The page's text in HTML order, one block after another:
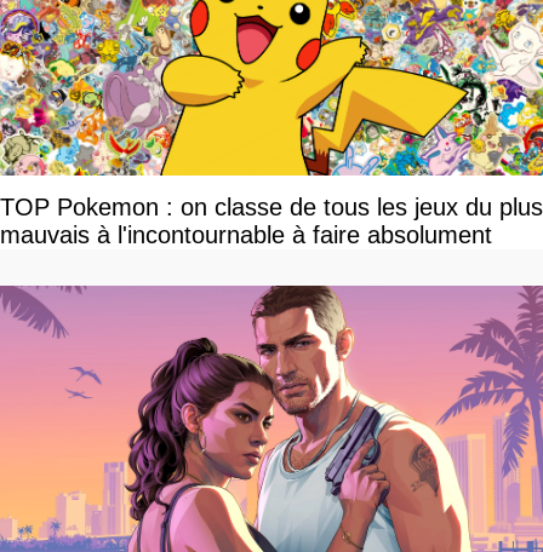
TOP Pokemon : on classe de tous les jeux du plus
mauvais à l'incontournable à faire absolument